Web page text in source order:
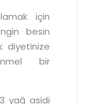
için
besin
diyetinize
bir
yağ asidi